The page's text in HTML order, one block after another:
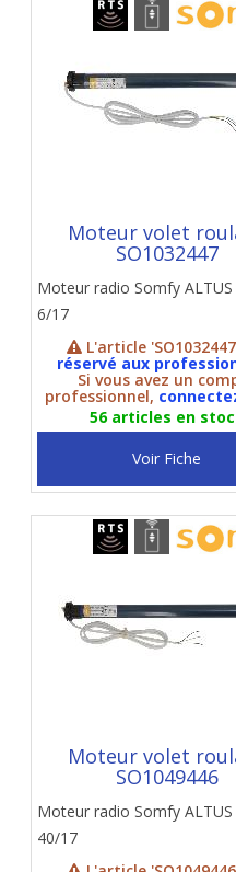
Moteur volet
SO1032447
Moteur radio Somfy ALTUS
6/17
L'article
réservé aux
Si vous avez un
professionnel,
56 articles en
Voir Fiche
Moteur volet
SO1049446
Moteur radio Somfy ALTUS
40/17